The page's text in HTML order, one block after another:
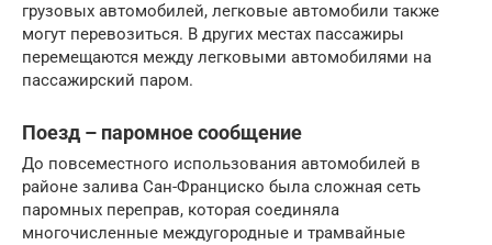
грузовых автомобилей, легковые автомобили также
могут перевозиться. В других местах пассажиры
перемещаются между легковыми автомобилями на
пассажирский паром.
Поезд – паромное сообщение
До повсеместного использования автомобилей в
районе залива Сан-Франциско была сложная сеть
паромных переправ, которая соединяла
многочисленные междугородные и трамвайные